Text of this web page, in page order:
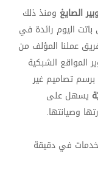
الصايغ ومنذ ذلك
اليوم رائدة في
عملنا المؤلف من
المواقع الشبكية
برسم تصاميم غير
يسهل على
وصيانتها.
والخدمات في دقيقة